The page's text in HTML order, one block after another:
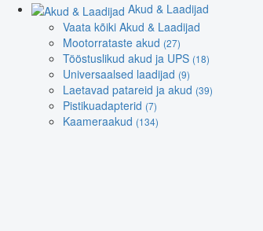
Akud & Laadijad
Vaata kõiki Akud & Laadijad
Mootorrataste akud (27)
Tööstuslikud akud ja UPS (18)
Universaalsed laadijad (9)
Laetavad patareid ja akud (39)
Pistikuadapterid (7)
Kaameraakud (134)